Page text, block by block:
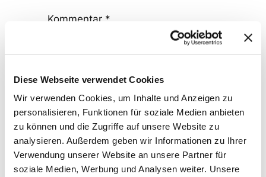
Diese Webseite verwendet Cookies
Wir verwenden Cookies, um Inhalte und Anzeigen zu
personalisieren, Funktionen für soziale Medien anbieten
zu können und die Zugriffe auf unsere Website zu
analysieren. Außerdem geben wir Informationen zu Ihrer
Verwendung unserer Website an unsere Partner für
soziale Medien, Werbung und Analysen weiter. Unsere
Kommentar *
Name*
E-Mail-Adresse*